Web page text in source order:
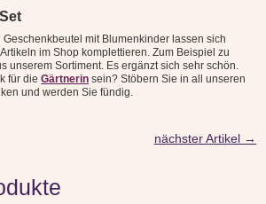
mit Blumenkinder lassen sich
im Shop komplettieren. Zum Beispiel zu
unserem Sortiment. Es ergänzt sich sehr schön.
für dieGärtnerin sein? Stöbern Sie in all unseren
und werden Sie fündig.
nächster Artikel→